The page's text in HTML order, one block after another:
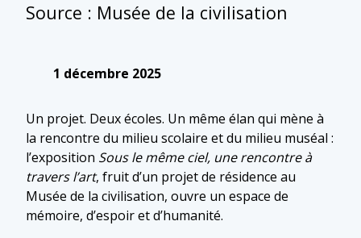
Source : Musée de la civilisation
1 décembre 2025
Un projet. Deux écoles. Un même élan qui mène à
la rencontre du milieu scolaire et du milieu muséal :
l’exposition Sous le même ciel, une rencontre à
travers l’art, fruit d’un projet de résidence au
Musée de la civilisation, ouvre un espace de
mémoire, d’espoir et d’humanité.